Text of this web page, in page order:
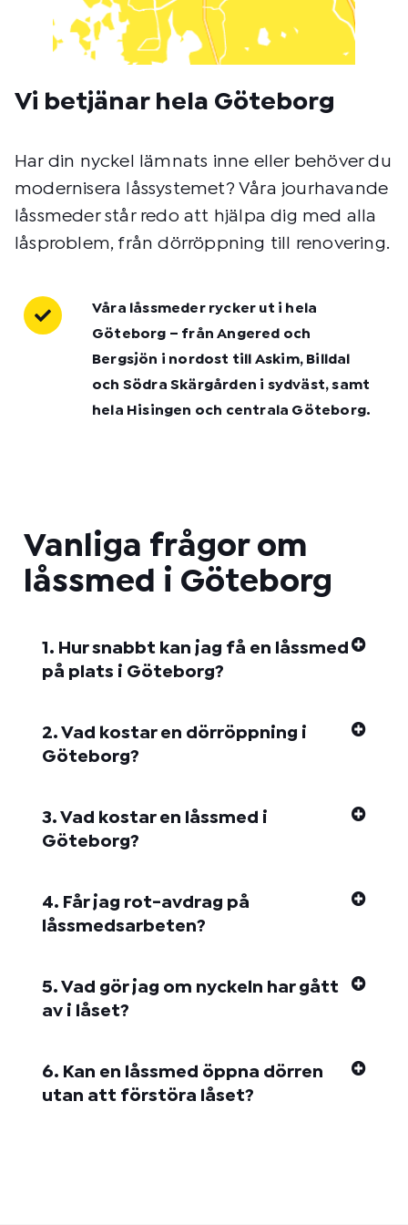
Vi betjänar hela Göteborg
Har din nyckel lämnats inne eller behöver du
modernisera låssystemet? Våra jourhavande
låssmeder står redo att hjälpa dig med alla
låsproblem, från dörröppning till renovering.
Våra låssmeder rycker ut i hela
Göteborg – från Angered och
Bergsjön i nordost till Askim, Billdal
och Södra Skärgården i sydväst, samt
hela Hisingen och centrala Göteborg.
Vanliga frågor om
låssmed i Göteborg
1. Hur snabbt kan jag få en låssmed
på plats i Göteborg?
2. Vad kostar en dörröppning i
Göteborg?
3. Vad kostar en låssmed i
Göteborg?
4. Får jag rot-avdrag på
låssmedsarbeten?
5. Vad gör jag om nyckeln har gått
av i låset?
6. Kan en låssmed öppna dörren
utan att förstöra låset?